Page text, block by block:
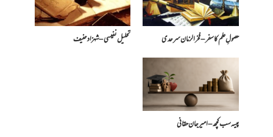
حصولِ علم کا سفر – فخرالزمان سرحدی تحلیل نفیسی – شہزاد حنیف
پیسہ سب کچھ – امیرجان حقانی